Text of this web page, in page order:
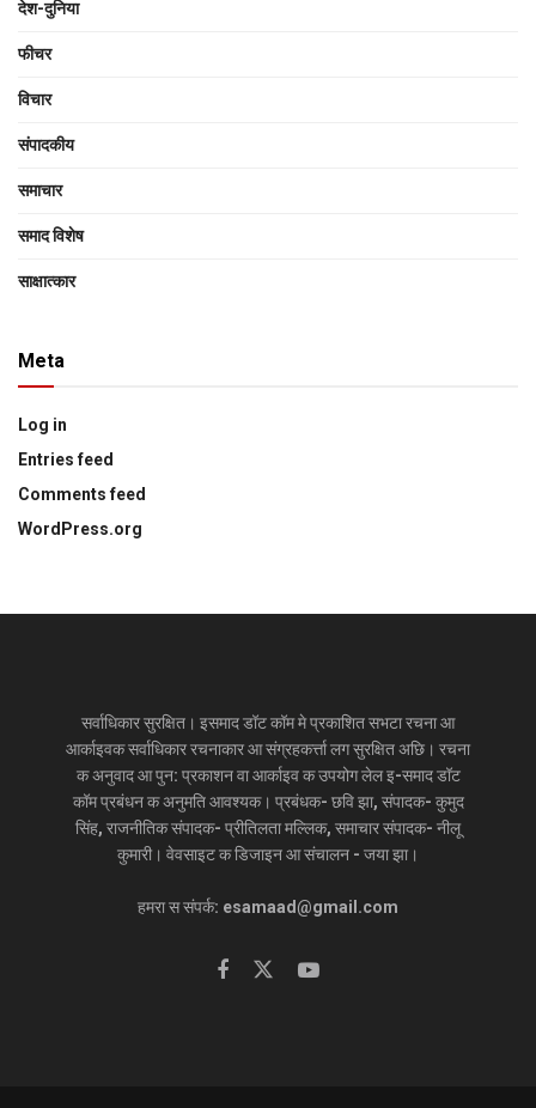
देश-दुनिया
फीचर
विचार
संपादकीय
समाचार
समाद विशेष
साक्षात्‍कार
Meta
Log in
Entries feed
Comments feed
WordPress.org
सर्वाधिकार सुरक्षित। इसमाद डॉट कॉम मे प्रकाशित सभटा रचना आ
आर्काइवक सर्वाधिकार रचनाकार आ संग्रहकर्त्ता लग सुरक्षित अछि। रचना
क अनुवाद आ पुन: प्रकाशन वा आर्काइव क उपयोग लेल इ-समाद डॉट
कॉम प्रबंधन क अनुमति आवश्यक। प्रबंधक- छवि झा, संपादक- कुमुद
सिंह, राजनीतिक संपादक- प्रीतिलता मल्लिक, समाचार संपादक- नीलू
कुमारी। वेवसाइट क डिजाइन आ संचालन - जया झा।
हमरा स संपर्क: esamaad@gmail.com